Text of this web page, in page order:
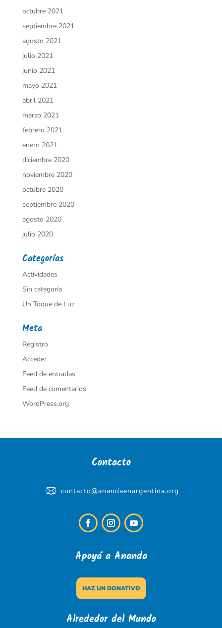
octubre 2021
septiembre 2021
agosto 2021
julio 2021
junio 2021
mayo 2021
abril 2021
marzo 2021
febrero 2021
enero 2021
diciembre 2020
noviembre 2020
octubre 2020
septiembre 2020
agosto 2020
julio 2020
Categorías
Actividades
Sin categoría
Un Toque de Luz
Meta
Registro
Acceder
Feed de entradas
Feed de comentarios
WordPress.org
Contacto
contacto@anandaenargentina.org
Apoyá a Ananda
HAZ UN DONATIVO
Alrededor del Mundo